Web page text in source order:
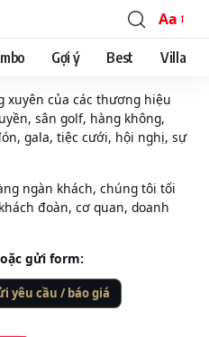
Font
Resizer
Aa
Gợi ý Best Villa
xuyên của các thương hiệu
sân golf, hàng không,
gala, tiệc cưới, hội nghị, sự
ngàn khách, chúng tôi tối
đoàn, cơ quan, doanh
gửi form:
yêu cầu / báo giá